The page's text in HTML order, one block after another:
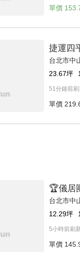
單價
捷運四
台北市中
23.67坪
51分鐘前刷
單價
🏆儀居
台北市中
12.29坪
5小時前刷
單價